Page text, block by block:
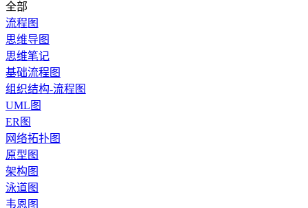
全部
流程图
思维导图
思维笔记
基础流程图
组织结构-流程图
UML图
ER图
网络拓扑图
原型图
架构图
泳道图
韦恩图